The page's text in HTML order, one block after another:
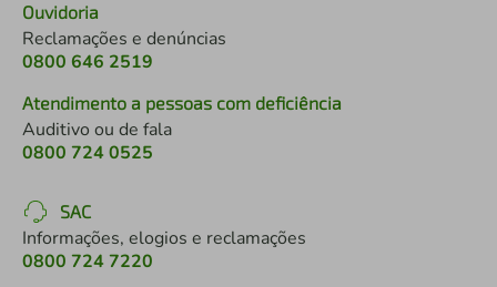
Ouvidoria
Reclamações e denúncias
0800 646 2519
Atendimento a pessoas com deficiência
Auditivo ou de fala
0800 724 0525
SAC
Informações, elogios e reclamações
0800 724 7220